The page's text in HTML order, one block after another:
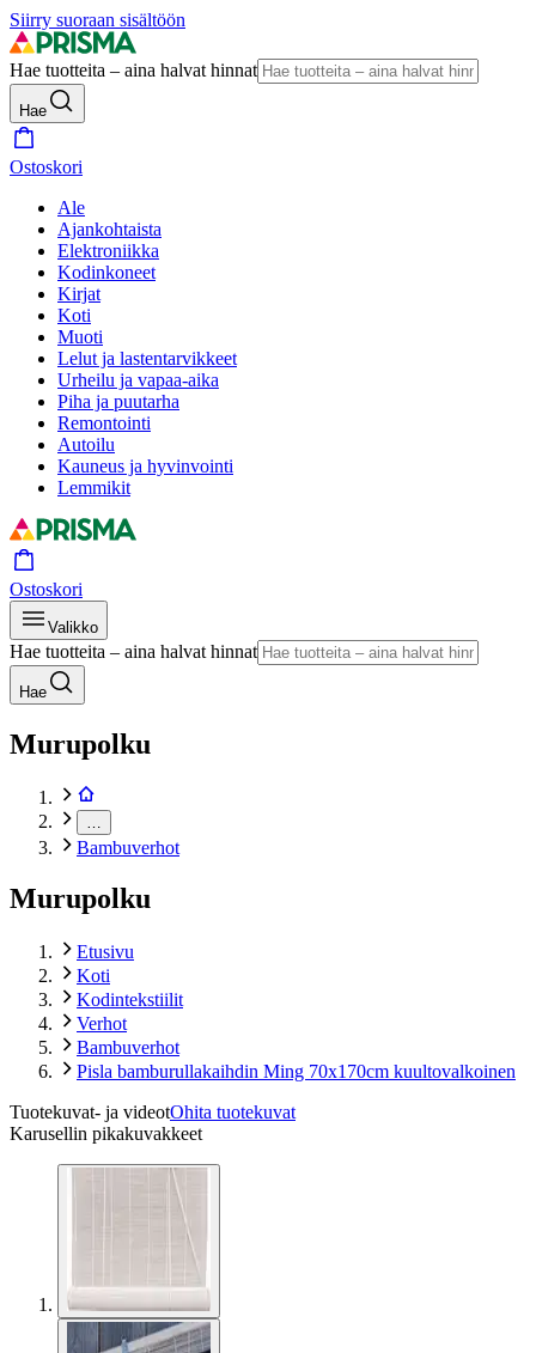
Siirry suoraan sisältöön
Hae tuotteita – aina halvat hinnat
Hae
Ostoskori
Ale
Ajankohtaista
Elektroniikka
Kodinkoneet
Kirjat
Koti
Muoti
Lelut ja lastentarvikkeet
Urheilu ja vapaa-aika
Piha ja puutarha
Remontointi
Autoilu
Kauneus ja hyvinvointi
Lemmikit
Ostoskori
Valikko
Hae tuotteita – aina halvat hinnat
Hae
Murupolku
Bambuverhot
Murupolku
Etusivu
Koti
Kodintekstiilit
Verhot
Bambuverhot
Pisla bamburullakaihdin Ming 70x170cm kuultovalkoinen
Tuotekuvat- ja videotOhita tuotekuvat
Karusellin pikakuvakkeet